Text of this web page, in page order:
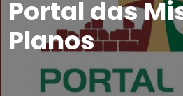
Portal das
Planos